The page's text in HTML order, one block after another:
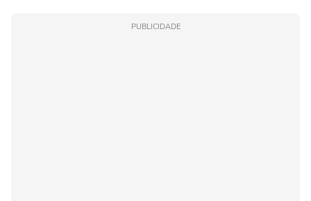
PUBLICIDADE